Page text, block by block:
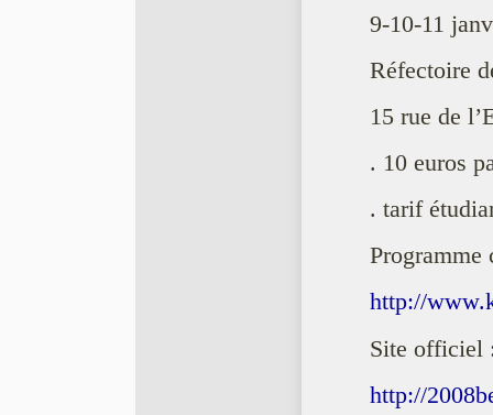
9-10-11
Réfectoire
15 rue de
. 10 euros
. tarif
Programme
http://
Site officiel
http://